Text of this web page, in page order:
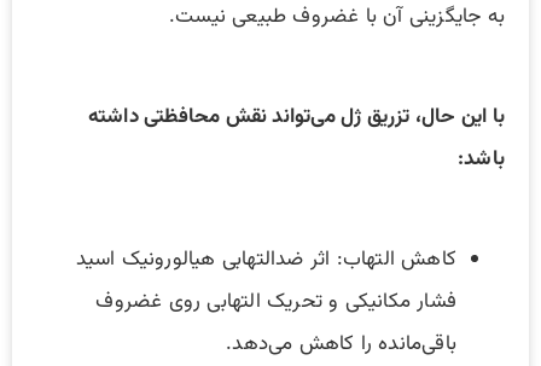
به جایگزینی آن با غضروف طبیعی نیست.
با این حال، تزریق ژل می‌تواند نقش محافظتی داشته
باشد:
کاهش التهاب: اثر ضدالتهابی هیالورونیک اسید
فشار مکانیکی و تحریک التهابی روی غضروف
باقی‌مانده را کاهش می‌دهد.